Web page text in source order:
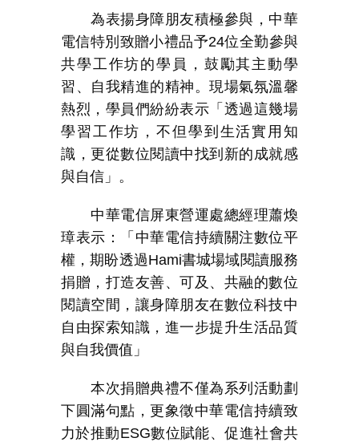
為表揚身障朋友積極參與，中華
電信特別致贈小禮品予24位全勤參與
共學工作坊的學員，鼓勵其主動學
習、自我精進的精神。現場氣氛溫馨
熱烈，學員們紛紛表示「透過這幾場
學習工作坊，不但學到生活實用知
識，更從數位閱讀中找到新的成就感
與自信」。
中華電信屏東營運處總經理蕭煥
璋表示：「中華電信持續關注數位平
權，期盼透過Hami書城場域閱讀服務
捐贈，打造友善、可及、共融的數位
閱讀空間，讓身障朋友在數位科技中
自由探索知識，進一步提升生活品質
與自我價值」
本次捐贈典禮不僅為系列活動劃
下圓滿句點，更象徵中華電信持續致
力於推動ESG數位賦能、促進社會共